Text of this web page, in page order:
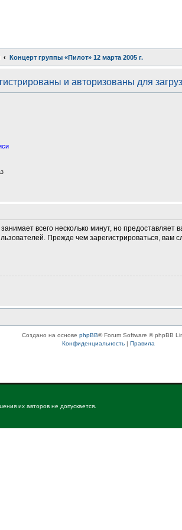
Концерт группы «Пилот» 12 марта 2005 г.
и авторизованы для
всего несколько минут, но
Прежде чем зарегистрироваться,
Создано на основеphpBB® Forum Software © phpBB
Конфиденциальность |Правила
их авторов не допускается.